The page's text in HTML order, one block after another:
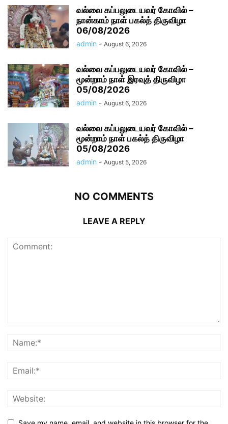
வல்வை கப்பலுடையவர் கோவில் –
நான்காம் நாள் பகல்த் திருவிழா
06/08/2026
admin - August 6, 2026
வல்வை கப்பலுடையவர் கோவில் –
மூன்றாம் நாள் இரவுத் திருவிழா
05/08/2026
admin - August 6, 2026
வல்வை கப்பலுடையவர் கோவில் –
மூன்றாம் நாள் பகல்த் திருவிழா
05/08/2026
admin - August 5, 2026
NO COMMENTS
LEAVE A REPLY